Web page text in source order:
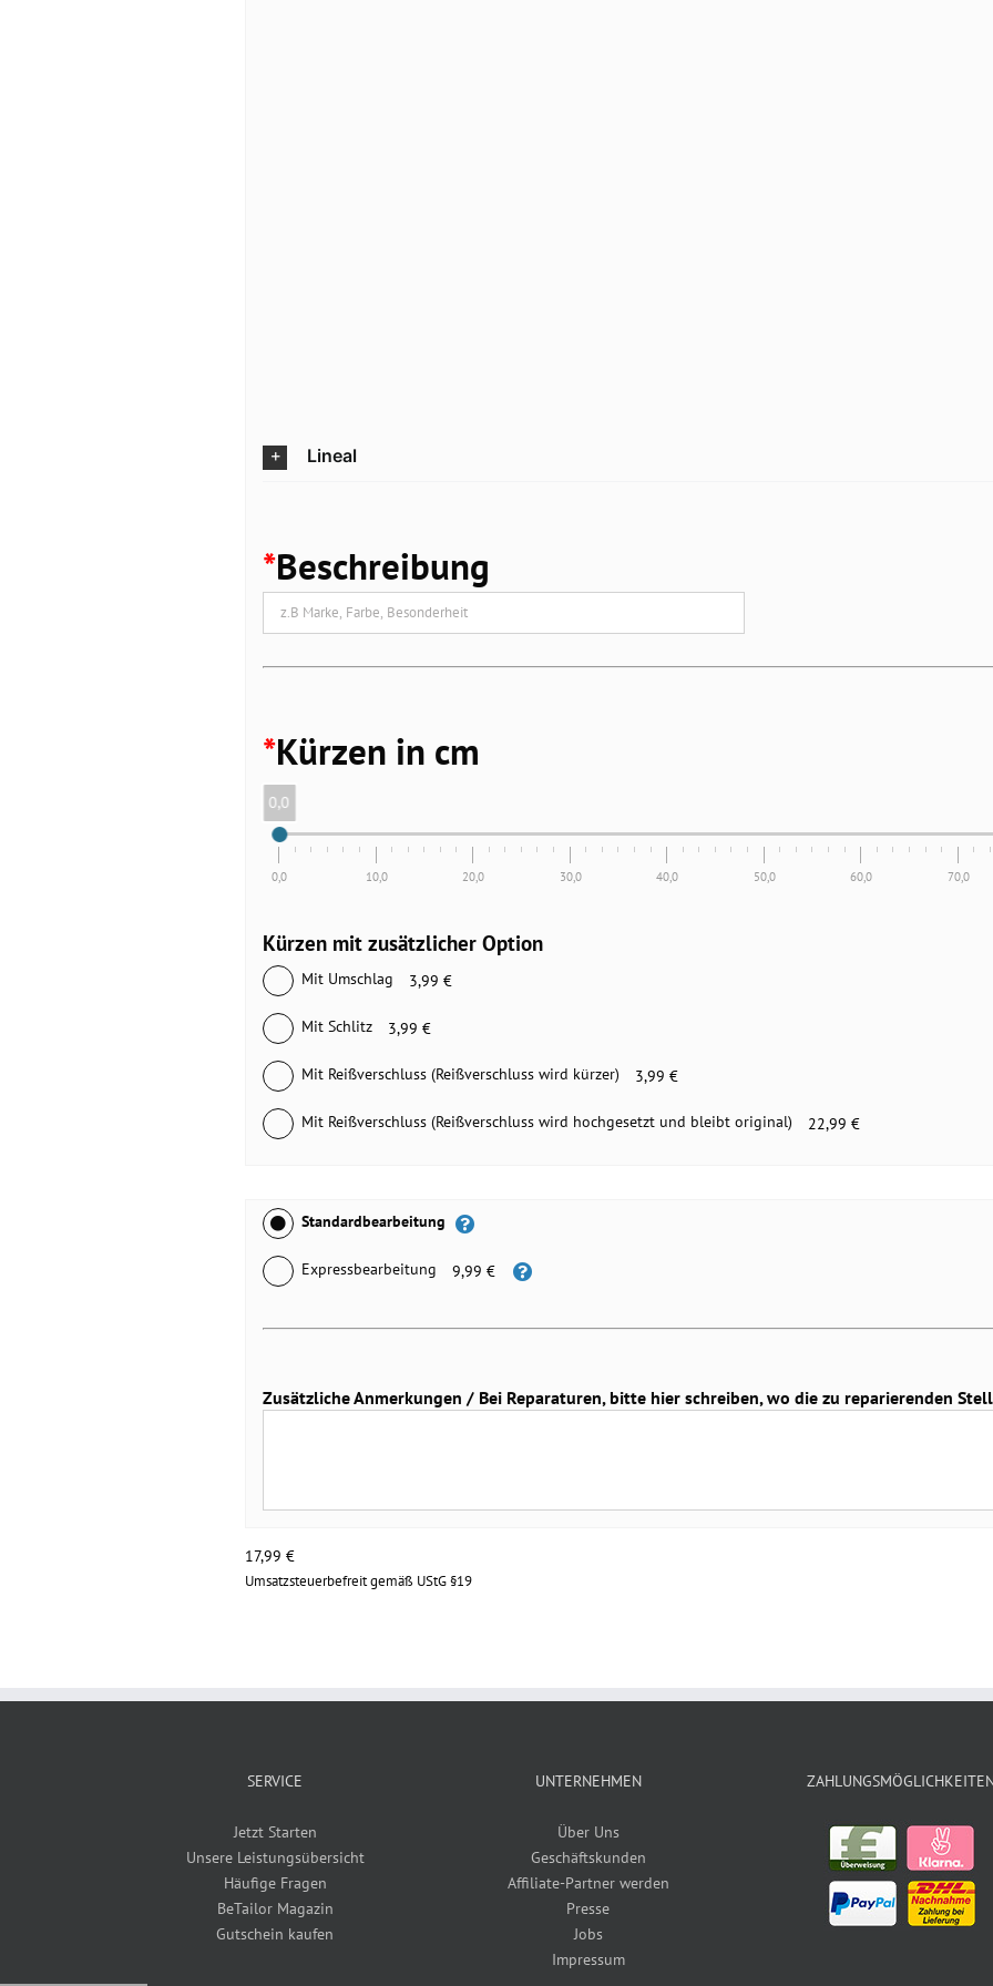
Lineal
*Beschreibung
*Kürzen in cm
0,0
0,0 10,0 20,0 30,0 40,0 50,0 60,0 70,0
Kürzen mit zusätzlicher Option
Mit Umschlag 3,99 €
Mit Schlitz 3,99 €
Mit Reißverschluss (Reißverschluss wird kürzer) 3,99 €
Mit Reißverschluss (Reißverschluss wird hochgesetzt und bleibt original) 22,99 €
Standardbearbeitung
Expressbearbeitung 9,99 €
Zusätzliche Anmerkungen / Bei Reparaturen, bitte hier schreiben, wo die zu reparierenden
17,99 €
Umsatzsteuerbefreit gemäß UStG §19
SERVICE
Jetzt Starten
Unsere Leistungsübersicht
Häufige Fragen
BeTailor Magazin
Gutschein kaufen
UNTERNEHMEN
Über Uns
Geschäftskunden
Affiliate-Partner werden
Presse
Jobs
Impressum